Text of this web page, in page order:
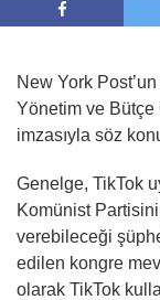
New York
Yönetim ve Bütçe
imzasıyla söz
Genelge, TikTok
Komünist
verebileceği
edilen kongre
olarak TikTok